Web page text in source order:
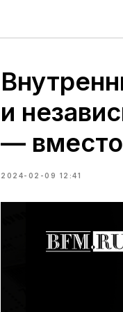
и
—
2024-02-09 12:41